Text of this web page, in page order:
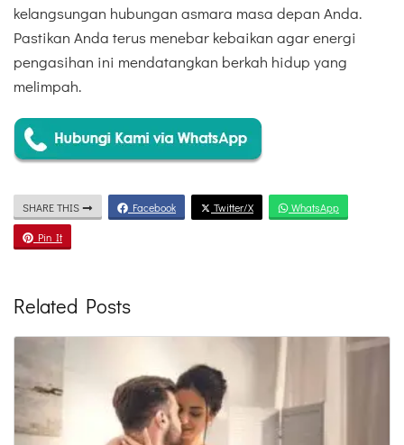
kelangsungan hubungan asmara masa depan Anda.
Pastikan Anda terus menebar kebaikan agar energi
pengasihan ini mendatangkan berkah hidup yang
melimpah.
SHARE THIS Facebook Twitter/X WhatsApp
Pin It
Related Posts